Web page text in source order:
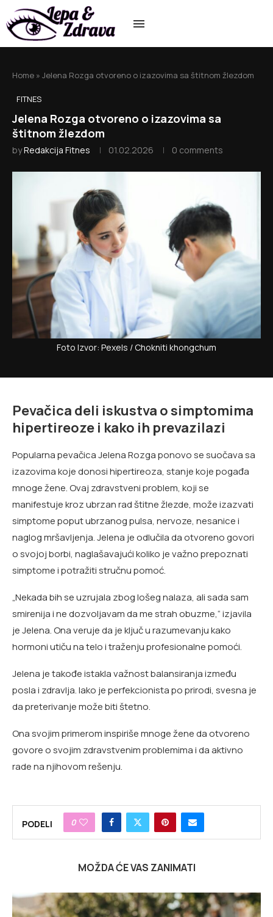
Home » Jelena Rozga otvoreno o izazovima sa štitnom žlezdom
FITNES
Jelena Rozga otvoreno o izazovima sa
štitnom žlezdom
byRedakcija Fitnes 01.02.2026 0 comments
Foto Izvor: Pexels / Chokniti khongchum
Pevačica deli iskustva o simptomima
hipertireoze i kako ih prevazilazi
Popularna pevačica Jelena Rozga ponovo se suočava sa
izazovima koje donosi hipertireoza, stanje koje pogađa
mnoge žene. Ovaj zdravstveni problem, koji se
manifestuje kroz ubrzan rad štitne žlezde, može izazvati
simptome poput ubrzanog pulsa, nervoze, nesanice i
naglog mršavljenja. Jelena je odlučila da otvoreno govori
o svojoj borbi, naglašavajući koliko je važno prepoznati
simptome i potražiti stručnu pomoć.
„Nekada bih se uzrujala zbog lošeg nalaza, ali sada sam
smirenija i ne dozvoljavam da me strah obuzme,“ izjavila
je Jelena. Ona veruje da je ključ u razumevanju kako
hormoni utiču na telo i traženju profesionalne pomoći.
Jelena je takođe istakla važnost balansiranja između
posla i zdravlja. Iako je perfekcionista po prirodi, svesna je
da preterivanje može biti štetno.
Ona svojim primerom inspiriše mnoge žene da otvoreno
govore o svojim zdravstvenim problemima i da aktivno
rade na njihovom rešenju.
PODELI 0
MOŽDA ĆE VAS ZANIMATI